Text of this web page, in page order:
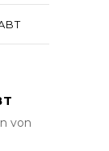
von